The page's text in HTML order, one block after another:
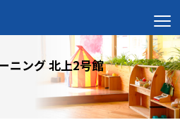
ニング 北上2号館